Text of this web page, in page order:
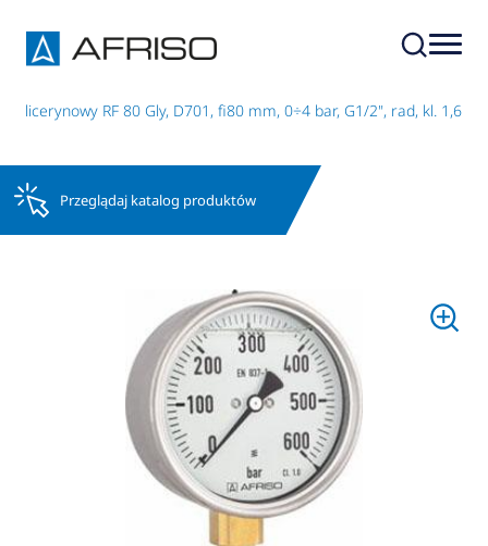
glicerynowy RF 80 Gly, D701, fi80 mm, 0÷4 bar, G1/2", rad, kl. 1,6
Przeglądaj katalog produktów